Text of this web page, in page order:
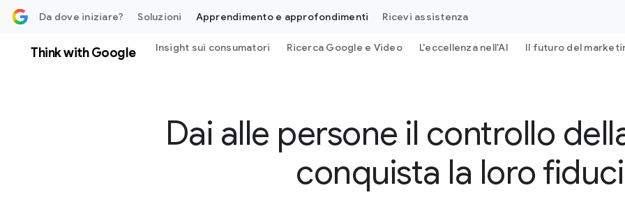
Da dove iniziare? Soluzioni Apprendimento e approfondimenti Ricevi assistenza
Think with Google Insight sui consumatori Ricerca Google e Video L'eccellenza nell'AI Il futuro del
Dai alle persone il controllo
conquista la loro